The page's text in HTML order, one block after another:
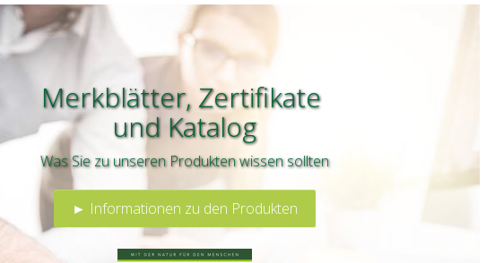
Merkblätter, Zertifikate
und Katalog
Was Sie zu unseren Produkten wissen sollten
► Informationen zu den Produkten